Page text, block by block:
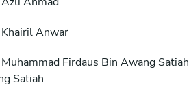
Khairil Anwar
Muhammad Firdaus Bin Awang Satiah
Satiah